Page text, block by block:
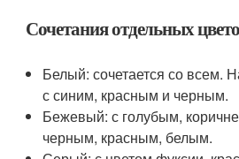
Сочетания отдельных
Белый: сочетается со всем.
с синим, красным и черным.
Бежевый: с голубым,
черным, красным, белым.